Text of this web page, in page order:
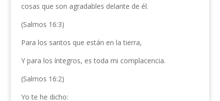
cosas que son agradables delante de él.
(Salmos 16:3)
Para los santos que están en la tierra,
Y para los íntegros, es toda mi complacencia.
(Salmos 16:2)
Yo te he dicho: